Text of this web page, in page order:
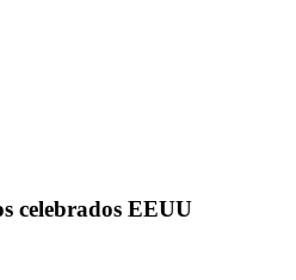
celebrados EEUU